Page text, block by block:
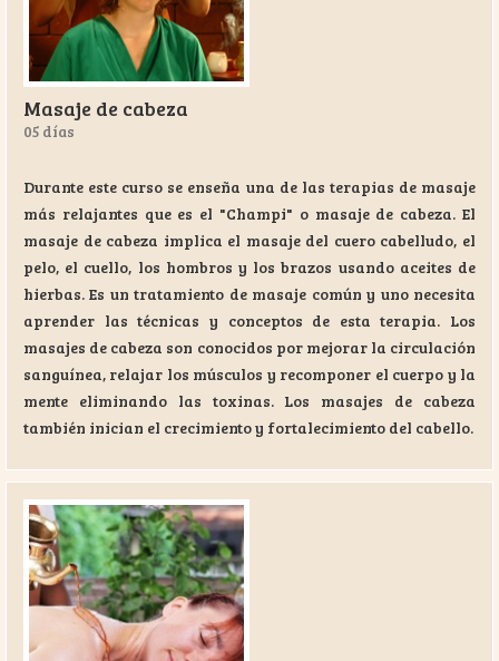
Masaje de cabeza
05 días
Durante este curso se enseña una de las terapias de masaje
más relajantes que es el "Champi" o masaje de cabeza. El
masaje de cabeza implica el masaje del cuero cabelludo, el
pelo, el cuello, los hombros y los brazos usando aceites de
hierbas. Es un tratamiento de masaje común y uno necesita
aprender las técnicas y conceptos de esta terapia. Los
masajes de cabeza son conocidos por mejorar la circulación
sanguínea, relajar los músculos y recomponer el cuerpo y la
mente eliminando las toxinas. Los masajes de cabeza
también inician el crecimiento y fortalecimiento del cabello.